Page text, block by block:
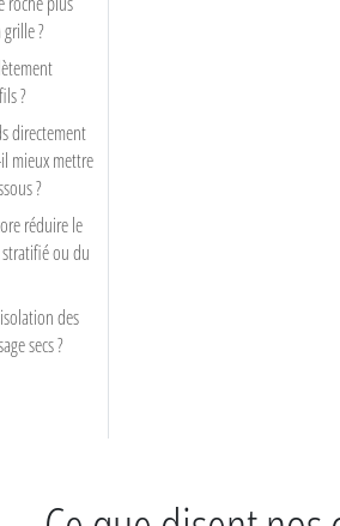
?
?
directement
mieux mettre
?
réduire le
ou du
des
secs ?